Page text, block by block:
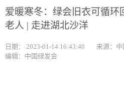
爱暖寒冬：绿会旧衣可循环
老人 | 走进湖北沙洋
日期： 2023-01-14 16:43:40
来源：
编辑：中国绿发会